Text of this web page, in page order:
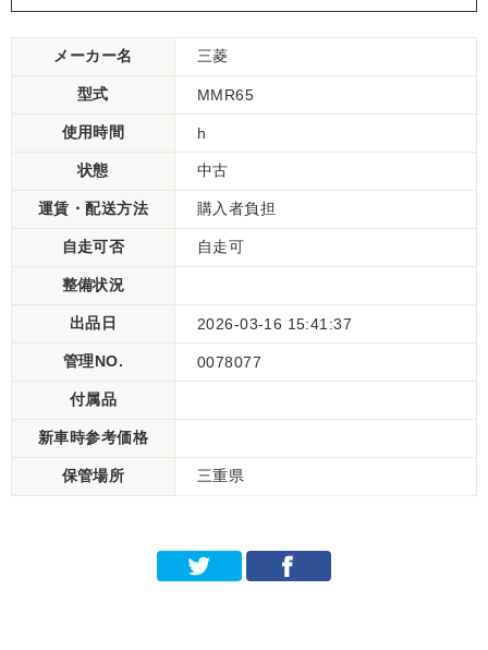
メーカー名 三菱
型式 MMR65
使用時間 h
状態 中古
運賃・配送方法 購入者負担
自走可否 自走可
整備状況
出品日 2026-03-16 15:41:37
管理NO. 0078077
付属品
新車時参考価格
保管場所 三重県